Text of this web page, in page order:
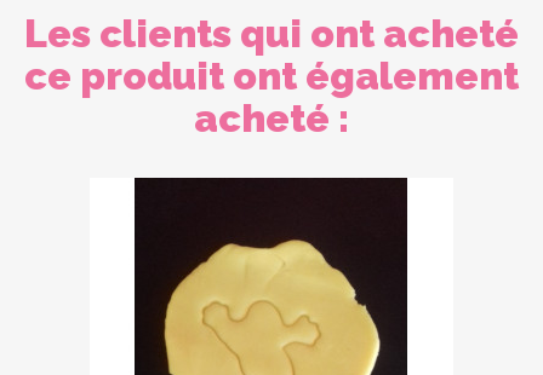
Les clients qui ont acheté
ce produit ont également
acheté :